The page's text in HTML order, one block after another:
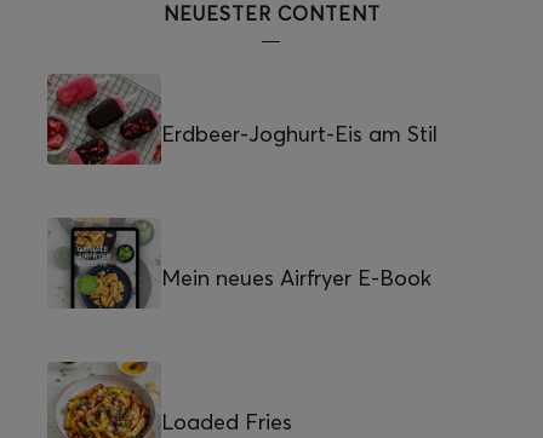
NEUESTER CONTENT
Erdbeer-Joghurt-Eis am Stil
Mein neues Airfryer E-Book
Loaded Fries